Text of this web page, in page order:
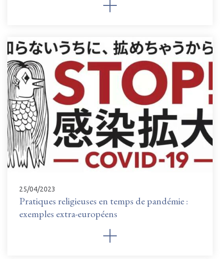
25/04/2023
Pratiques religieuses en temps de pandémie :
exemples extra-européens